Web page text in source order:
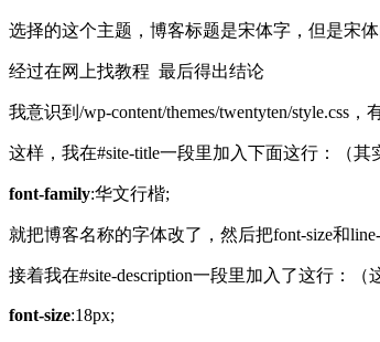
选择的这个主题，博客标题是宋体字，但是宋
经过在网上找教程 最后得出结论
我意识到/wp-content/themes/twentyten/style.css，
这样，我在#site-title一段里加入下面这行：（
font-family:华文行楷;
就把博客名称的字体改了，然后把font-size和
接着我在#site-description一段里加入了这行：（
font-size:18px;